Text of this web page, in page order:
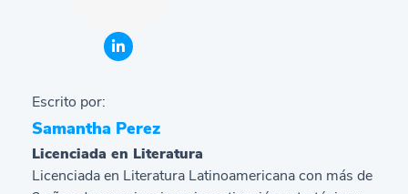
Escrito por:
Samantha Perez
Licenciada en Literatura
Licenciada en Literatura Latinoamericana con más de